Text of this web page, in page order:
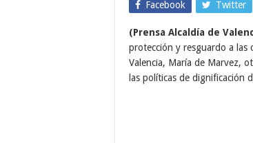
Facebook Twitter
(Prensa Alcaldía de
protección y resguardo a las
Valencia, María de Marvez,
las políticas de dignificación